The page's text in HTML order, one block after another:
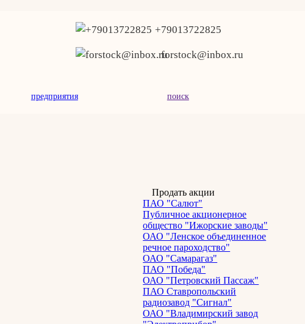
+79013722825
forstock@inbox.ru
предприятия поиск
Продать акции
ПАО "Салют"
Публичное акционерное
общество "Ижорские заводы"
ОАО "Ленское объединенное
речное пароходство"
ОАО "Самарагаз"
ПАО "Победа"
ОАО "Петровский Пассаж"
ПАО Ставропольский
радиозавод "Сигнал"
ОАО "Владимирский завод